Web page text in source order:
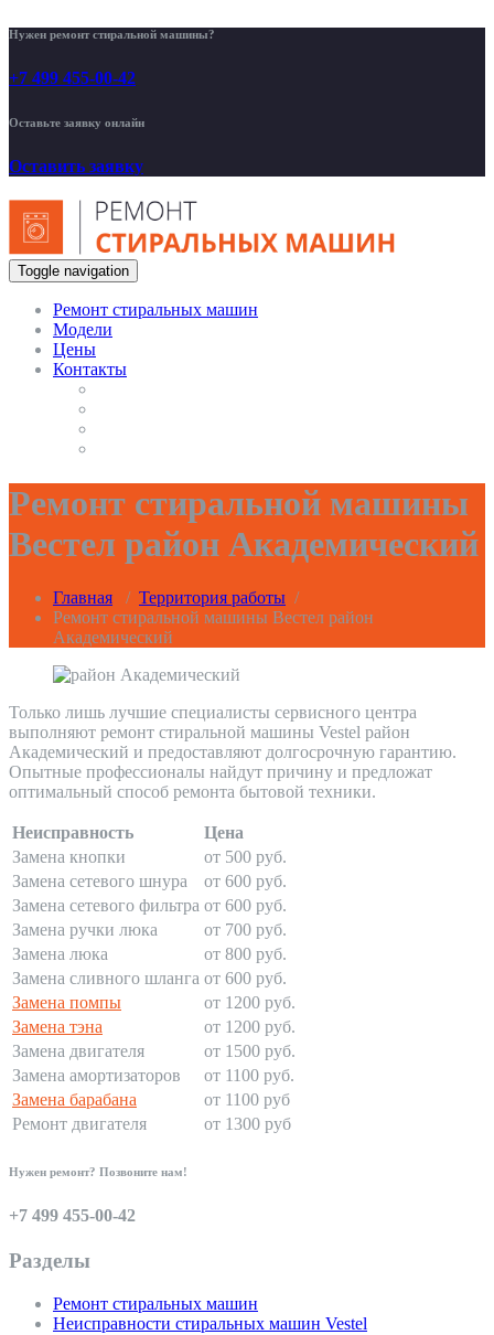
Нужен ремонт стиральной машины?
+7 499 455-00-42
Оставьте заявку онлайн
Оставить заявку
Toggle navigation
Ремонт стиральных машин
Модели
Цены
Контакты
Ремонт стиральной машины
Вестел район Академический
Главная / Территория работы /
Ремонт стиральной машины Вестел район
Академический
Только лишь лучшие специалисты сервисного центра
выполняют ремонт стиральной машины Vestel район
Академический и предоставляют долгосрочную гарантию.
Опытные профессионалы найдут причину и предложат
оптимальный способ ремонта бытовой техники.
Неисправность
Цена
Замена кнопки
от 500 руб.
Замена сетевого шнура
от 600 руб.
Замена сетевого фильтра от 600 руб.
Замена ручки люка
от 700 руб.
Замена люка
от 800 руб.
Замена сливного шланга от 600 руб.
Замена помпы
от 1200 руб.
Замена тэна
от 1200 руб.
Замена двигателя
от 1500 руб.
Замена амортизаторов
от 1100 руб.
Замена барабана
от 1100 руб
Ремонт двигателя
от 1300 руб
Нужен ремонт? Позвоните нам!
+7 499 455-00-42
Разделы
Ремонт стиральных машин
Неисправности стиральных машин Vestel